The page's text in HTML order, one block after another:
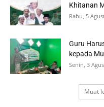
Khitanan
Rabu, 5
Guru
kepada
Senin, 3
Muat